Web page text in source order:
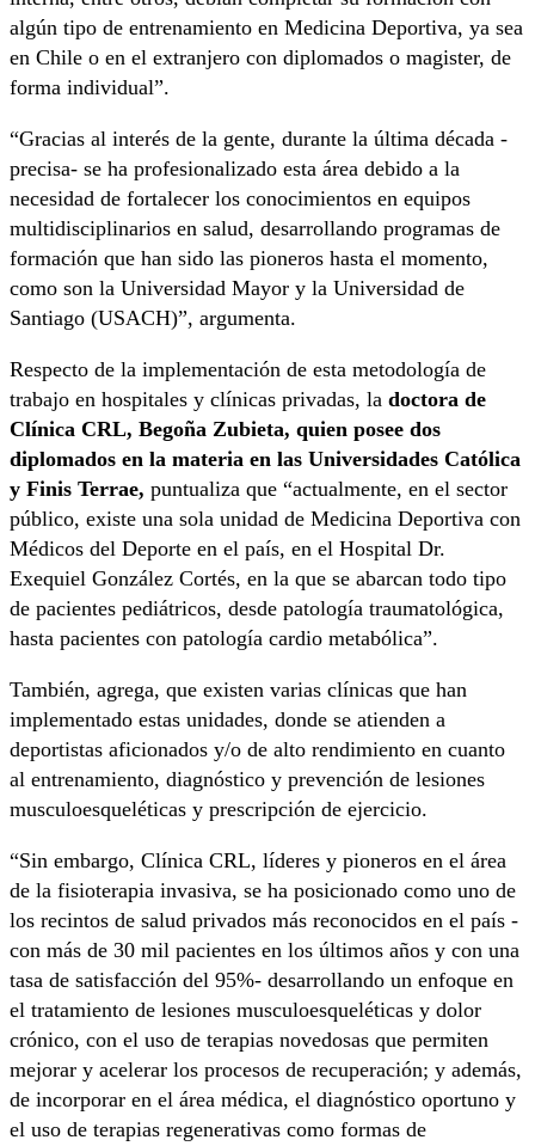
algún tipo de entrenamiento en Medicina Deportiva, ya sea
en Chile o en el extranjero con diplomados o magister, de
forma individual”.
“Gracias al interés de la gente, durante la última década -
precisa- se ha profesionalizado esta área debido a la
necesidad de fortalecer los conocimientos en equipos
multidisciplinarios en salud, desarrollando programas de
formación que han sido las pioneros hasta el momento,
como son la Universidad Mayor y la Universidad de
Santiago (USACH)”, argumenta.
Respecto de la implementación de esta metodología de
trabajo en hospitales y clínicas privadas, la doctora de
Clínica CRL, Begoña Zubieta, quien posee dos
diplomados en la materia en las Universidades Católica
y Finis Terrae, puntualiza que “actualmente, en el sector
público, existe una sola unidad de Medicina Deportiva con
Médicos del Deporte en el país, en el Hospital Dr.
Exequiel González Cortés, en la que se abarcan todo tipo
de pacientes pediátricos, desde patología traumatológica,
hasta pacientes con patología cardio metabólica”.
También, agrega, que existen varias clínicas que han
implementado estas unidades, donde se atienden a
deportistas aficionados y/o de alto rendimiento en cuanto
al entrenamiento, diagnóstico y prevención de lesiones
musculoesqueléticas y prescripción de ejercicio.
“Sin embargo, Clínica CRL, líderes y pioneros en el área
de la fisioterapia invasiva, se ha posicionado como uno de
los recintos de salud privados más reconocidos en el país -
con más de 30 mil pacientes en los últimos años y con una
tasa de satisfacción del 95%- desarrollando un enfoque en
el tratamiento de lesiones musculoesqueléticas y dolor
crónico, con el uso de terapias novedosas que permiten
mejorar y acelerar los procesos de recuperación; y además,
de incorporar en el área médica, el diagnóstico oportuno y
el uso de terapias regenerativas como formas de